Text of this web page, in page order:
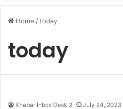
Home /today
today
Khabar Inbox Desk 2 July 24, 2023